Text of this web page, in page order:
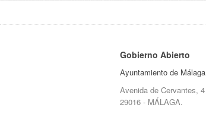
Gobierno Abierto
Ayuntamiento de Málaga
Avenida de Cervantes, 4
29016 - MÁLAGA.